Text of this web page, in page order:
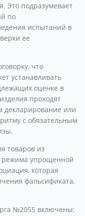
Это подразумевает
по
испытаний в
ее
что
устанавливать
оценке в
проходят
декларирование или
с обязательным
товаров из
упрощенной
которая
фальсификата,
№2055 включены: